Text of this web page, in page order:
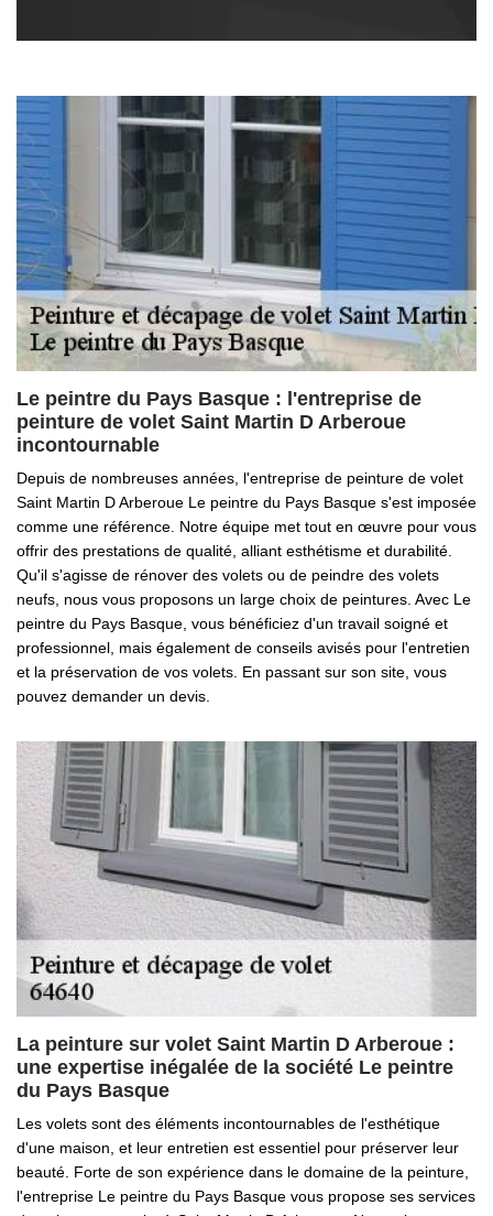
Le peintre du Pays Basque : l'entreprise de
peinture de volet Saint Martin D Arberoue
incontournable
Depuis de nombreuses années, l'entreprise de peinture de volet
Saint Martin D Arberoue Le peintre du Pays Basque s'est imposée
comme une référence. Notre équipe met tout en œuvre pour vous
offrir des prestations de qualité, alliant esthétisme et durabilité.
Qu'il s'agisse de rénover des volets ou de peindre des volets
neufs, nous vous proposons un large choix de peintures. Avec Le
peintre du Pays Basque, vous bénéficiez d'un travail soigné et
professionnel, mais également de conseils avisés pour l'entretien
et la préservation de vos volets. En passant sur son site, vous
pouvez demander un devis.
La peinture sur volet Saint Martin D Arberoue :
une expertise inégalée de la société Le peintre
du Pays Basque
Les volets sont des éléments incontournables de l'esthétique
d'une maison, et leur entretien est essentiel pour préserver leur
beauté. Forte de son expérience dans le domaine de la peinture,
l'entreprise Le peintre du Pays Basque vous propose ses services